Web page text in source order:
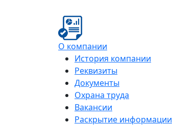
О компании
История компании
Реквизиты
Документы
Охрана труда
Вакансии
Раскрытие информации